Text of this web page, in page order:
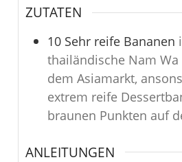
ZUTATEN
10 Sehr reife Bananen
thailändische Nam Wa
dem Asiamarkt,
extrem reife
braunen Punkten auf
ANLEITUNGEN